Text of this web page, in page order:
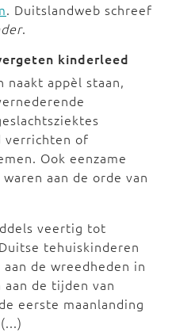
. Duitslandweb schreef
.
kinderleed
naakt appèl staan,
verrichten of
Ook eenzame
aan de orde van
veertig tot
tehuiskinderen
de wreedheden in
de tijden van
eerste maanlanding